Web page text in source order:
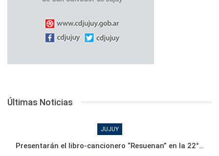
Últimas Noticias
JUJUY
Presentarán el libro-cancionero “Resuenan” en la 22°…